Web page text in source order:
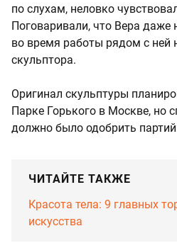
по слухам, неловко
Поговаривали, что Вера даже
во время работы рядом с ней
скульптора.
Оригинал скульптуры
Парке Горького в Москве, но
должно было одобрить
ЧИТАЙТЕ ТАКЖЕ
Красота тела: 9 главных
искусства